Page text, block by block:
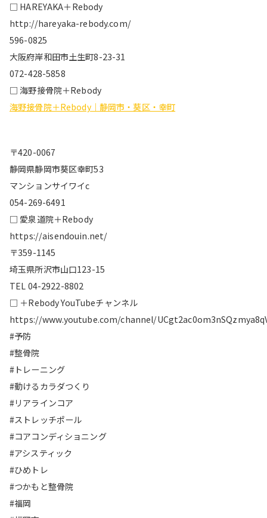
□ HAREYAKA＋Rebody
http://hareyaka-rebody.com/
596-0825
大阪府岸和田市土生町8-23-31
072-428-5858
□ 海野接骨院＋Rebody
海野接骨院＋Rebody｜静岡市・葵区・幸町
〒420-0067
静岡県静岡市葵区幸町53
マンションサイワイc
054-269-6491
□ 愛泉道院＋Rebody
https://aisendouin.net/
〒359-1145
埼玉県所沢市山口123-15
TEL 04-2922-8802
□ ＋Rebody YouTubeチャンネル
https://www.youtube.com/channel/
#予防
#整骨院
#トレーニング
#動けるカラダつくり
#リアラインコア
#ストレッチポール
#コアコンディショニング
#アシスティック
#ひめトレ
#つかもと整骨院
#福岡